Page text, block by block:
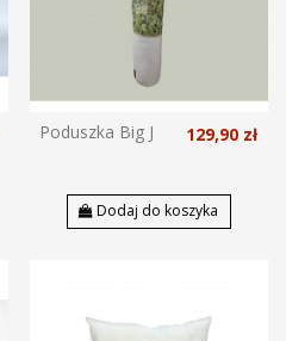
Poduszka Big J 129,90 zł
Dodaj do koszyka